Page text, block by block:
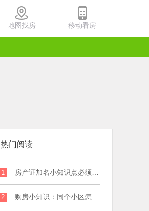
地图找房 移动看房
热门阅读
1 房产证加名小知识点必须了解清楚
2 购房小知识：同个小区怎么选楼房？